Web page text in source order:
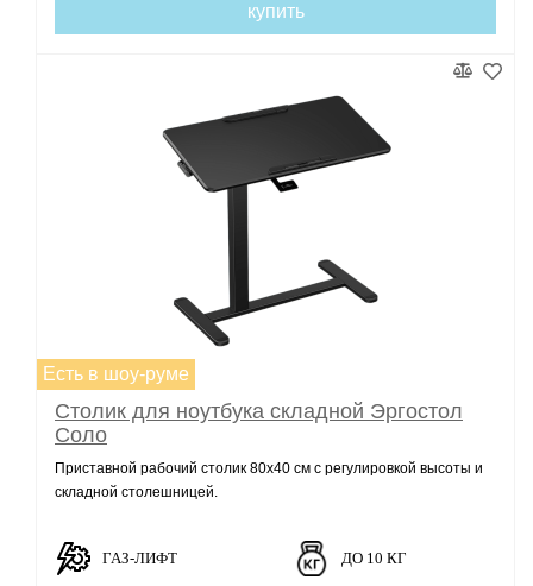
купить
Есть в шоу-руме
Столик для ноутбука складной Эргостол
Соло
Приставной рабочий столик 80х40 см с регулировкой высоты и
складной столешницей.
ГАЗ-ЛИФТ ДО 10 КГ